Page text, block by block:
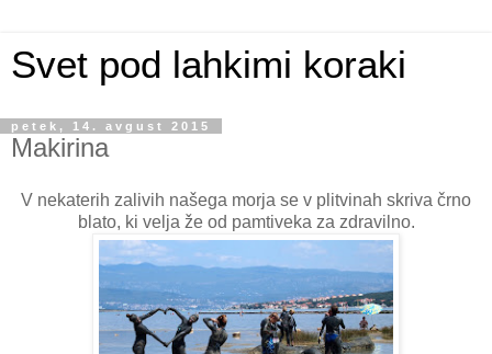
Svet pod lahkimi koraki
petek, 14. avgust 2015
Makirina
V nekaterih zalivih našega morja se v plitvinah skriva črno
blato, ki velja že od pamtiveka za zdravilno.